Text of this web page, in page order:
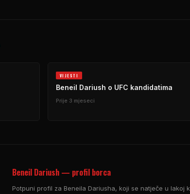
VIJESTI
Beneil Dariush o UFC kandidatima
Prije 3 mjeseci
Beneil Dariush — profil borca
Potpuni profil za Beneila Dariusha, koji se natječe u